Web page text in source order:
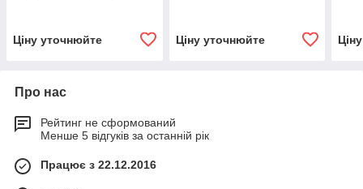
Ціну уточнюйте Ціну уточнюйте
Про нас
Рейтинг не сформований
Менше 5 відгуків за останній рік
Працює з 22.12.2016